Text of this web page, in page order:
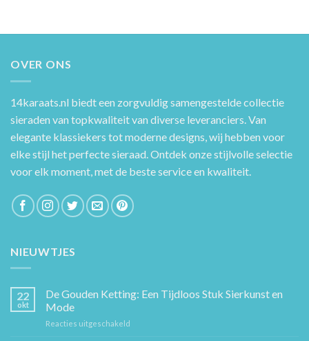
OVER ONS
14karaats.nl biedt een zorgvuldig samengestelde collectie
sieraden van topkwaliteit van diverse leveranciers. Van
elegante klassiekers tot moderne designs, wij hebben voor
elke stijl het perfecte sieraad. Ontdek onze stijlvolle selectie
voor elk moment, met de beste service en kwaliteit.
NIEUWTJES
22
okt
De Gouden Ketting: Een Tijdloos Stuk Sierkunst en
Mode
Reacties uitgeschakeld